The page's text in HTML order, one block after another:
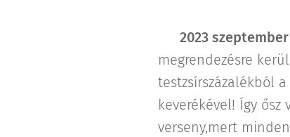
2023 szeptember
megrendezésre
testzsírszázalékból
keverékével! Így
verseny,mert